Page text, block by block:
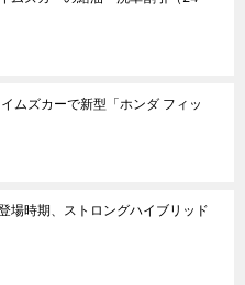
ムズカーで新型「ホンダ フィッ
場時期、ストロングハイブリッド